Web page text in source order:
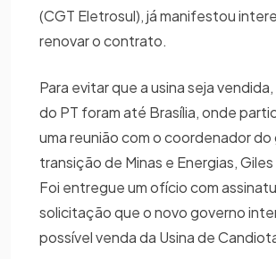
(CGT Eletrosul), já manifestou
renovar o contrato.
Para evitar que a usina seja
do PT foram até Brasília, onde
uma reunião com o coordenador
transição de Minas e Energias,
Foi entregue um ofício com
solicitação que o novo governo
possível venda da Usina de